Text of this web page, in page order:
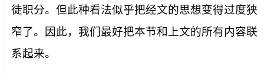
徒职分。但此种看法似乎把经文的思想变得过度狭
窄了。因此，我们最好把本节和上文的所有内容联
系起来。